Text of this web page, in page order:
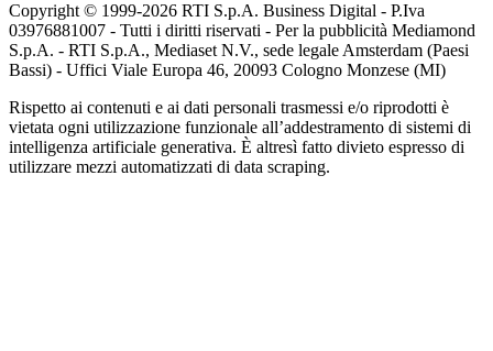
Copyright © 1999-2026 RTI S.p.A. Business Digital - P.Iva
03976881007 - Tutti i diritti riservati - Per la pubblicità Mediamond
S.p.A. - RTI S.p.A., Mediaset N.V., sede legale Amsterdam (Paesi
Bassi) - Uffici Viale Europa 46, 20093 Cologno Monzese (MI)
Rispetto ai contenuti e ai dati personali trasmessi e/o riprodotti è
vietata ogni utilizzazione funzionale all’addestramento di sistemi di
intelligenza artificiale generativa. È altresì fatto divieto espresso di
utilizzare mezzi automatizzati di data scraping.